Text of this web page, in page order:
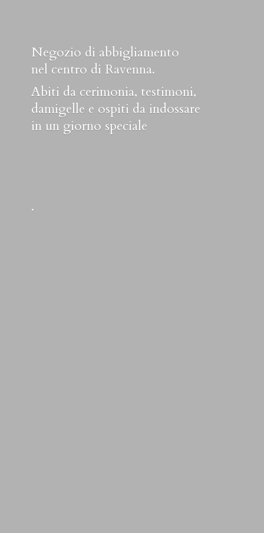
Negozio di abbigliamento
nel centro di Ravenna.
Abiti da cerimonia, testimoni,
damigelle e ospiti da indossare
in un giorno speciale
.